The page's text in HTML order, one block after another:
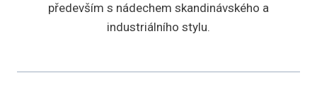
především s nádechem skandinávského a
industriálního stylu.